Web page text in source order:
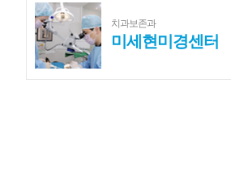
치과보존과
미세현미경센터